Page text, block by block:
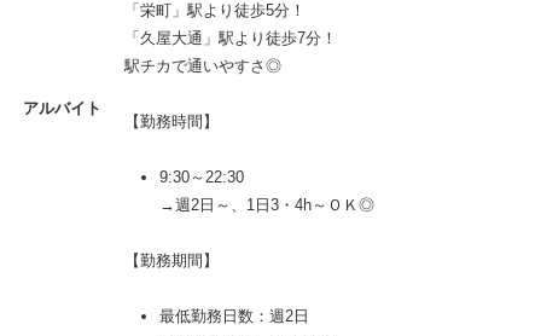
アルバイト
「栄町」駅より徒歩5分！
「久屋大通」駅より徒歩7分！
駅チカで通いやすさ◎
【勤務時間】
9:30～22:30
→週2日～、1日3・4h～ＯＫ◎
【勤務期間】
最低勤務日数：週2日